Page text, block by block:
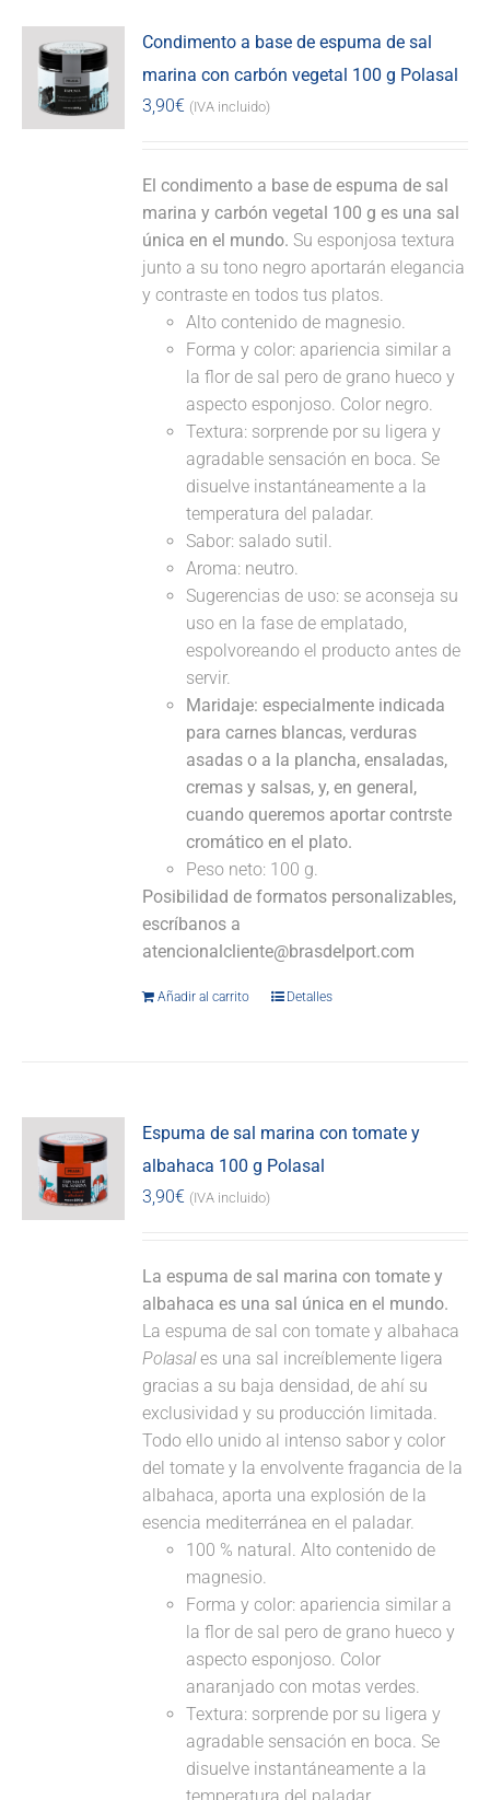
Condimento a base de espuma de sal
marina con carbón vegetal 100 g Polasal
3,90€ (IVA incluido)
El condimento a base de espuma de sal
marina y carbón vegetal 100 g es una sal
única en el mundo. Su esponjosa textura
junto a su tono negro aportarán elegancia
y contraste en todos tus platos.
Alto contenido de magnesio.
Forma y color: apariencia similar a
la flor de sal pero de grano hueco y
aspecto esponjoso. Color negro.
Textura: sorprende por su ligera y
agradable sensación en boca. Se
disuelve instantáneamente a la
temperatura del paladar.
Sabor: salado sutil.
Aroma: neutro.
Sugerencias de uso: se aconseja su
uso en la fase de emplatado,
espolvoreando el producto antes de
servir.
Maridaje: especialmente indicada
para carnes blancas, verduras
asadas o a la plancha, ensaladas,
cremas y salsas, y, en general,
cuando queremos aportar contrste
cromático en el plato.
Peso neto: 100 g.
Posibilidad de formatos personalizables,
escríbanos a
atencionalcliente@brasdelport.com
Añadir al carrito Detalles
Espuma de sal marina con tomate y
albahaca 100 g Polasal
3,90€ (IVA incluido)
La espuma de sal marina con tomate y
albahaca es una sal única en el mundo.
La espuma de sal con tomate y albahaca
Polasales una sal increíblemente ligera
gracias a su baja densidad, de ahí su
exclusividad y su producción limitada.
Todo ello unido al intenso sabor y color
del tomate y la envolvente fragancia de la
albahaca, aporta una explosión de la
esencia mediterránea en el paladar.
100 % natural. Alto contenido de
magnesio.
Forma y color: apariencia similar a
la flor de sal pero de grano hueco y
aspecto esponjoso. Color
anaranjado con motas verdes.
Textura: sorprende por su ligera y
agradable sensación en boca. Se
disuelve instantáneamente a la